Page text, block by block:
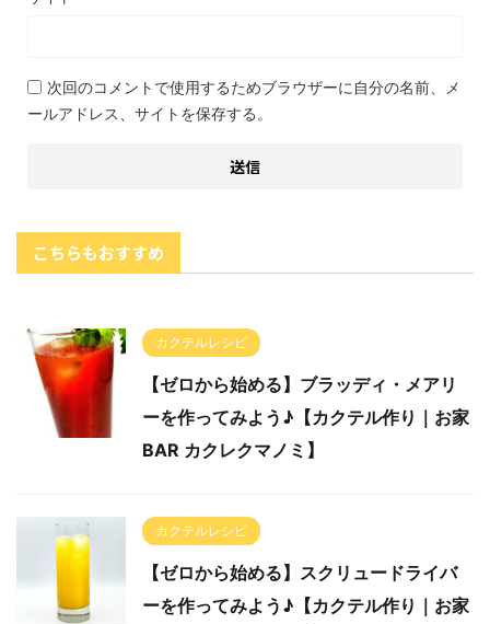
次回のコメントで使用するためブラウザーに自分の名前、メ
ールアドレス、サイトを保存する。
こちらもおすすめ
カクテルレシピ
【ゼロから始める】ブラッディ・メアリ
ーを作ってみよう♪【カクテル作り｜お家
BAR カクレクマノミ】
カクテルレシピ
【ゼロから始める】スクリュードライバ
ーを作ってみよう♪【カクテル作り｜お家